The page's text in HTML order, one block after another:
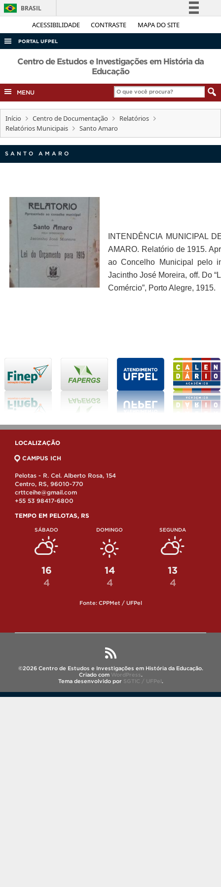
ACESSIBILIDADE CONTRASTE MAPA DO SITE
BRASIL
Simplifique!
Acesso à informação
Legislação
Canais
PORTAL UFPEL
ACESSO À INFORMAÇÃO
COBALTO
CONCURSOS
EDITAIS
Centro de Estudos e Investigações em História da
Educação
MENU
Início Centro de Documentação
Relatórios
Relatórios Municipais
Santo Amaro
SANTO AMARO
INTENDÊNCIA MUNICIPAL
AMARO. Relatório de 1915.
ao Concelho Municipal pelo
Jacintho José Moreira, off. Do
Comércio”, Porto Alegre, 1915.
LOCALIZAÇÃO
CAMPUS ICH
Pelotas - R. Cel. Alberto Rosa, 154
Centro, RS, 96010-770
crttceihe@gmail.com
+55 53 98417-6800
TEMPO EM PELOTAS, RS
SÁBADO
16
4
DOMINGO
14
4
SEGUNDA
13
4
Fonte: CPPMet / UFPel
©2026 Centro de Estudos e Investigações em História da Educação.
Criado com WordPress.
Tema desenvolvido por SGTIC / UFPel.